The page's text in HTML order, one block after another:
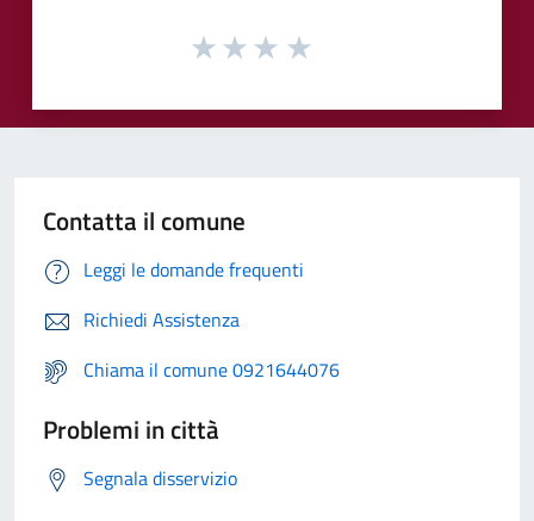
Contatta il comune
Leggi le domande frequenti
Richiedi Assistenza
Chiama il comune 0921644076
Problemi in città
Segnala disservizio